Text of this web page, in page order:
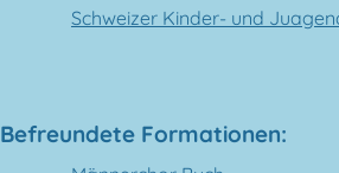
Schweizer Kinder- und
Befreundete Formationen: